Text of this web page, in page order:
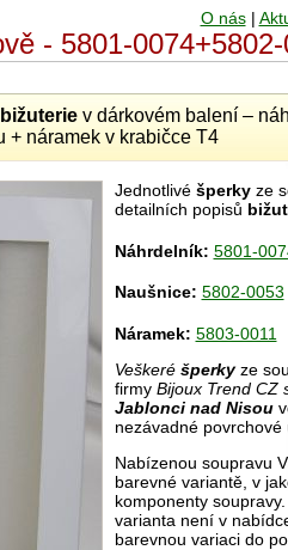
O nás|
- 5801-
bižuteriev dárkovém balení –
+ náramek v krabičce T4
Jednotlivé šperkyze
detailních popisů
Náhrdelník: 5801-
Naušnice: 5802-0053
Náramek: 5803-0011
Veškeréšperkyze
firmy Bijoux Trend CZ
Jablonci nad Nisou
nezávadné povrchové
Nabízenou soupravu
barevné variantě, v
komponenty
varianta není v
barevnou variaci do